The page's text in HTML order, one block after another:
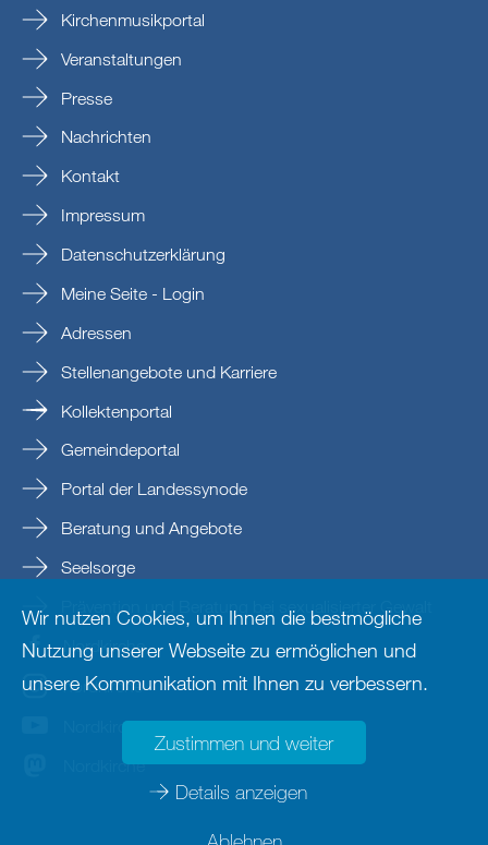
Kirchenmusikportal
Veranstaltungen
Presse
Nachrichten
Kontakt
Impressum
Datenschutzerklärung
Meine Seite - Login
Adressen
Stellenangebote und Karriere
Kollektenportal
Gemeindeportal
Portal der Landessynode
Beratung und Angebote
Seelsorge
Prävention und Beratung bei sexualisierter Gewalt
Nordkirche
nordkirche
Nordkirche
Nordkirche
Wir nutzen Cookies, um Ihnen die bestmögliche
Nutzung unserer Webseite zu ermöglichen und
unsere Kommunikation mit Ihnen zu verbessern.
Zustimmen und weiter
Details anzeigen